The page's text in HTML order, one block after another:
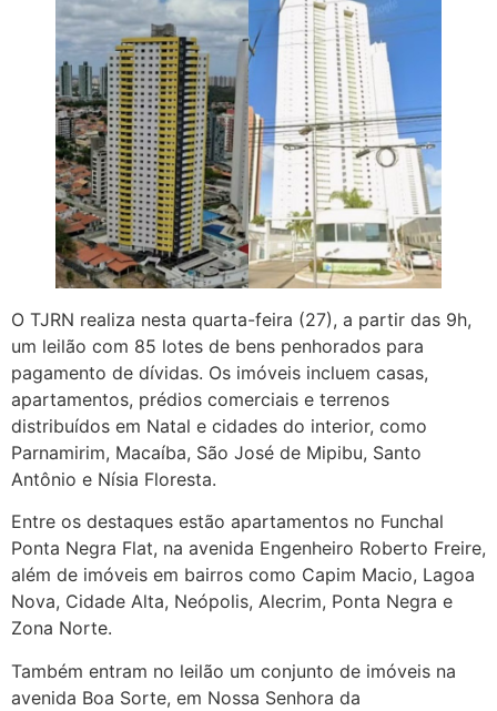
O TJRN realiza nesta quarta-feira (27), a partir das 9h,
um leilão com 85 lotes de bens penhorados para
pagamento de dívidas. Os imóveis incluem casas,
apartamentos, prédios comerciais e terrenos
distribuídos em Natal e cidades do interior, como
Parnamirim, Macaíba, São José de Mipibu, Santo
Antônio e Nísia Floresta.
Entre os destaques estão apartamentos no Funchal
Ponta Negra Flat, na avenida Engenheiro Roberto Freire,
além de imóveis em bairros como Capim Macio, Lagoa
Nova, Cidade Alta, Neópolis, Alecrim, Ponta Negra e
Zona Norte.
Também entram no leilão um conjunto de imóveis na
avenida Boa Sorte, em Nossa Senhora da